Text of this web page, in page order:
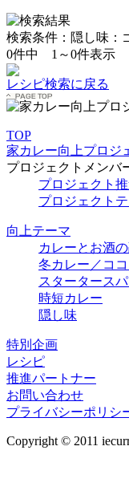
検索条件：隠し味：
0件中 1～0件表示
レシピ検索に戻る
TOP
家カレー向上プロジ
プロジェクトメンバ
プロジェクト
プロジェクト
向上テーマ
カレーとお酒
冬カレー／コ
スタータース
時短カレー
隠し味
特別企画
レシピ
推進パートナー
お問い合わせ
プライバシーポリシ
Copyright © 2011